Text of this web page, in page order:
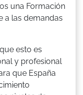
una Formación
a las demandas
esto es
y profesional
que España